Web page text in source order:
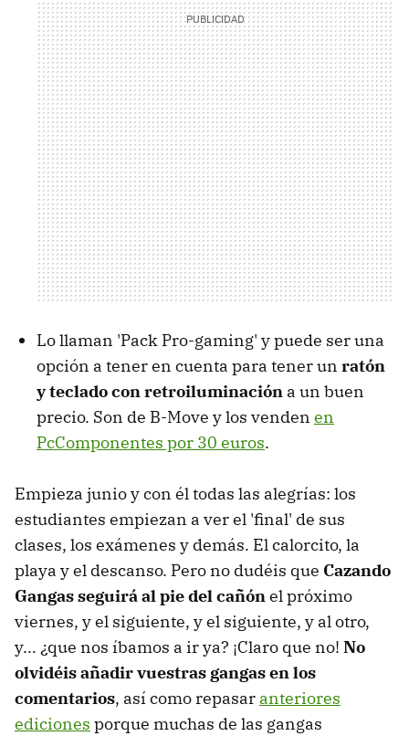
Lo llaman 'Pack Pro-gaming' y puede ser una
opción a tener en cuenta para tener un ratón
y teclado con retroiluminación a un buen
precio. Son de B-Move y los venden en
PcComponentes por 30 euros.
Empieza junio y con él todas las alegrías: los
estudiantes empiezan a ver el 'final' de sus
clases, los exámenes y demás. El calorcito, la
playa y el descanso. Pero no dudéis que Cazando
Gangas seguirá al pie del cañónel próximo
viernes, y el siguiente, y el siguiente, y al otro,
y... ¿que nos íbamos a ir ya? ¡Claro que no! No
olvidéis añadir vuestras gangas en los
comentarios, así como repasar anteriores
ediciones porque muchas de las gangas